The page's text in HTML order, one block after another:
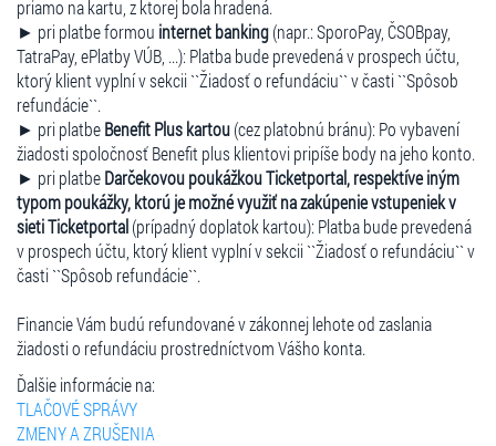
priamo na kartu, z ktorej bola hradená.
► pri platbe formou internet banking(napr.: SporoPay, ČSOBpay,
TatraPay, ePlatby VÚB, ...): Platba bude prevedená v prospech účtu,
ktorý klient vyplní v sekcii ``Žiadosť o refundáciu`` v časti ``Spôsob
refundácie``.
► pri platbeBenefit Plus kartou(cez platobnú bránu): Po vybavení
žiadosti spoločnosť Benefit plus klientovi pripíše body na jeho konto.
► pri platbeDarčekovou poukážkou Ticketportal, respektíve iným
typom poukážky, ktorú je možné využiť na zakúpenie vstupeniek v
sieti Ticketportal(prípadný doplatok kartou): Platba bude prevedená
v prospech účtu, ktorý klient vyplní v sekcii ``Žiadosť o refundáciu`` v
časti ``Spôsob refundácie``.
Financie Vám budú refundované v zákonnej lehote od zaslania
žiadosti o refundáciu prostredníctvom Vášho konta.
Ďalšie informácie na:
TLAČOVÉ SPRÁVY
ZMENY A ZRUŠENIA